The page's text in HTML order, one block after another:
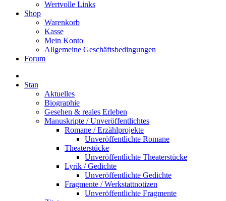
Wertvolle Links
Shop
Warenkorb
Kasse
Mein Konto
Allgemeine Geschäftsbedingungen
Forum
Stan
Aktuelles
Biographie
Gesehen & reales Erleben
Manuskripte / Unveröffentlichtes
Romane / Erzählprojekte
Unveröffentlichte Romane
Theaterstücke
Unveröffentlichte Theaterstücke
Lyrik / Gedichte
Unveröffentlichte Gedichte
Fragmente / Werkstattnotizen
Unveröffentlichte Fragmente